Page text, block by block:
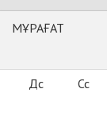
МҰРАҒАТ
Дс Сс